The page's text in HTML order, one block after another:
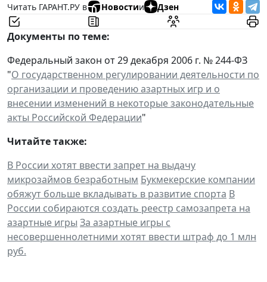
Читать ГАРАНТ.РУ в
Новостии Дзен
Документы по теме:
Федеральный закон от 29 декабря 2006 г. № 244-ФЗ
"О государственном регулировании деятельности по
организации и проведению азартных игр и о
внесении изменений в некоторые законодательные
акты Российской Федерации"
Читайте также:
В России хотят ввести запрет на выдачу
микрозаймов безработным Букмекерские компании
обяжут больше вкладывать в развитие спорта В
России собираются создать реестр самозапрета на
азартные игры За азартные игры с
несовершеннолетними хотят ввести штраф до 1 млн
руб.